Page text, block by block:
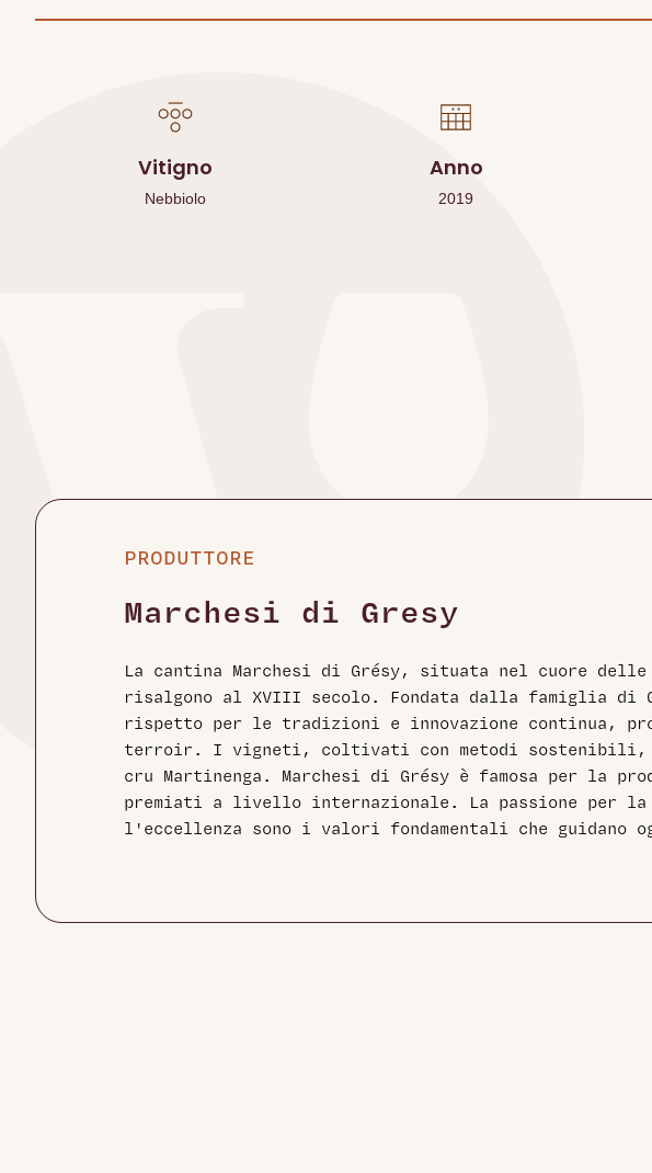
Vitigno
Nebbiolo
Anno
2019
PRODUTTORE
Marchesi di Gresy
La cantina Marchesi di Grésy, situata nel cuore
risalgono al XVIII secolo. Fondata dalla famiglia di
rispetto per le tradizioni e innovazione continua,
terroir. I vigneti, coltivati con metodi sostenibili,
cru Martinenga. Marchesi di Grésy è famosa per la
premiati a livello internazionale. La passione per
l'eccellenza sono i valori fondamentali che